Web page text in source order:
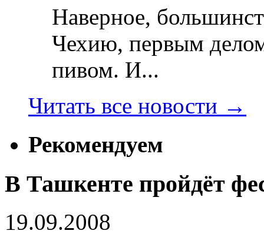
Наверное,
Чехию, первым
пивом. И...
Читать все новости →
Рекомендуем
В Ташкенте пройдёт
19.09.2008